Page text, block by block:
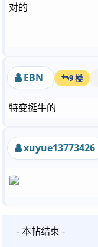
对的
EBN 9 楼
特变挺牛的
xuyue13773426
- 本帖结束 -